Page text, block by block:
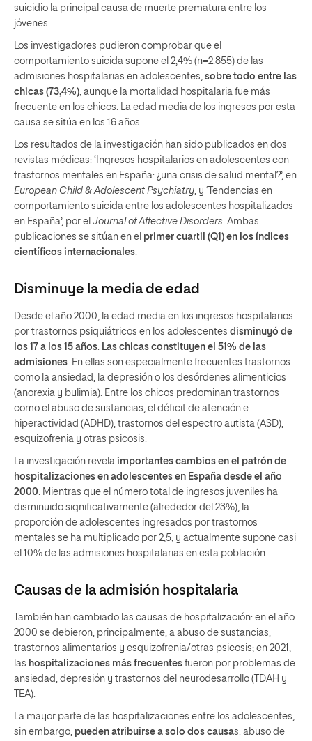
suicidio la principal causa de muerte prematura entre los
jóvenes.
Los investigadores pudieron comprobar que el
comportamiento suicida supone el 2,4% (n=2.855) de las
admisiones hospitalarias en adolescentes, sobre todo entre las
chicas (73,4%) , aunque la mortalidad hospitalaria fue más
frecuente en los chicos. La edad media de los ingresos por esta
causa se sitúa en los 16 años.
Los resultados de la investigación han sido publicados en dos
revistas médicas: ‘Ingresos hospitalarios en adolescentes con
trastornos mentales en España: ¿una crisis de salud mental?’, en
European Child & Adolescent Psychiatry , y ‘Tendencias en
comportamiento suicida entre los adolescentes hospitalizados
en España’, por el Journal of Affective Disorders . Ambas
publicaciones se sitúan en el primer cuartil (Q1) en los índices
científicos internacionales
Disminuye la media de edad
Desde el año 2000, la edad media en los ingresos hospitalarios
por trastornos psiquiátricos en los adolescentes disminuyó de
los 17 a los 15 años Las chicas constituyen el 51% de las
admisiones . En ellas son especialmente frecuentes trastornos
como la ansiedad, la depresión o los desórdenes alimenticios
(anorexia y bulimia). Entre los chicos predominan trastornos
como el abuso de sustancias, el déficit de atención e
hiperactividad (ADHD), trastornos del espectro autista (ASD),
esquizofrenia y otras psicosis.
La investigación revela importantes cambios en el patrón de
hospitalizaciones en adolescentes en España desde el año
2000 . Mientras que el número total de ingresos juveniles ha
disminuido significativamente (alrededor del 23%), la
proporción de adolescentes ingresados ​​por trastornos
mentales se ha multiplicado por 2,5, y actualmente supone casi
el 10% de las admisiones hospitalarias en esta población.
Causas de la admisión hospitalaria
También han cambiado las causas de hospitalización: en el año
2000 se debieron, principalmente, a abuso de sustancias,
trastornos alimentarios y esquizofrenia/otras psicosis; en 2021,
las hospitalizaciones más frecuentes fueron por problemas de
ansiedad, depresión y trastornos del neurodesarrollo (TDAH y
TEA).
La mayor parte de las hospitalizaciones entre los adolescentes,
sin embargo, pueden atribuirse a solo dos causas: abuso de